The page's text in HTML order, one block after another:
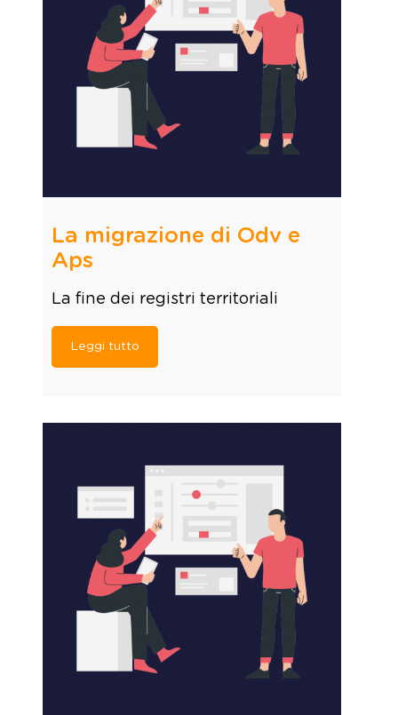
La migrazione di Odv e
Aps
La fine dei registri territoriali
Leggi tutto